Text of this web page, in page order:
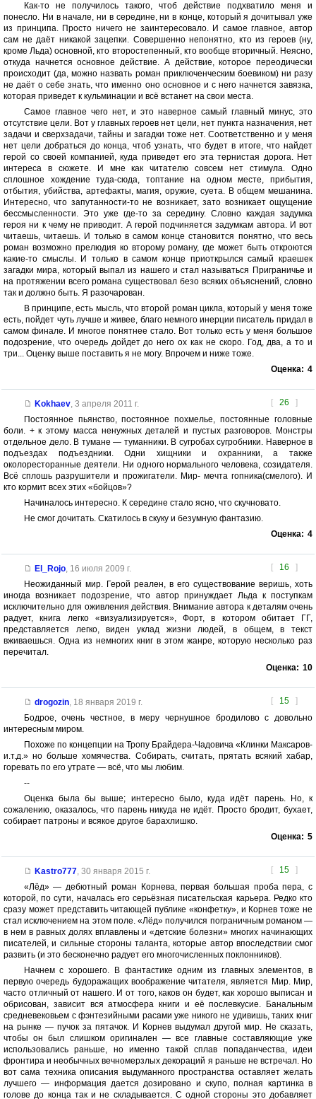
Как-то не получилось такого, чтоб действие подхватило меня и
понесло. Ни в начале, ни в середине, ни в конце, который я дочитывал уже
из принципа. Просто ничего не заинтересовало. И самое главное, автор
сам не даёт никакой зацепки. Совершенно непонятно, кто из героев (ну,
кроме Льда) основной, кто второстепенный, кто вообще вторичный. Неясно,
откуда начнется основное действие. А действие, которое переодически
происходит (да, можно назвать роман приключенческим боевиком) ни разу
не даёт о себе знать, что именно оно основное и с него начнется завязка,
которая приведет к кульминации и всё встанет на свои места.
Самое главное чего нет, и это наверное самый главный минус, это
отсутствие цели. Вот у главных героев нет цели, нет пункта назначения, нет
задачи и сверхзадачи, тайны и загадки тоже нет. Соответственно и у меня
нет цели добраться до конца, чтоб узнать, что будет в итоге, что найдет
герой со своей компанией, куда приведет его эта тернистая дорога. Нет
интереса в сюжете. И мне как читателю совсем нет стимула. Одно
сплошное хождение туда-сюда, топтание на одном месте, прибытия,
отбытия, убийства, артефакты, магия, оружие, суета. В общем мешанина.
Интересно, что запутанности-то не возникает, зато возникает ощущение
бессмысленности. Это уже где-то за середину. Словно каждая задумка
героя ни к чему не приводит. А герой подчиняется задумкам автора. И вот
читаешь, читаешь. И только в самом конце становится понятно, что весь
роман возможно прелюдия ко второму роману, где может быть откроются
какие-то смыслы. И только в самом конце приоткрылся самый краешек
загадки мира, который выпал из нашего и стал называться Приграничье и
на протяжении всего романа существовал безо всяких объяснений, словно
так и должно быть. Я разочарован.
В принципе, есть мысль, что второй роман цикла, который у меня тоже
есть, пойдет чуть лучше и живее, благо немного инерции писатель придал в
самом финале. И многое понятнее стало. Вот только есть у меня большое
подозрение, что очередь дойдет до него ох как не скоро. Год, два, а то и
три... Оценку выше поставить я не могу. Впрочем и ниже тоже.
Оценка: 4
[ 26 ]
Kokhaev, 3 апреля 2011 г.
Постоянное пьянство, постоянное похмелье, постоянные головные
боли. + к этому масса ненужных деталей и пустых разговоров. Монстры
отдельное дело. В тумане — туманники. В сугробах сугробники. Наверное в
подъездах подъездники. Одни хищники и охранники, а также
околоресторанные деятели. Ни одного нормального человека, созидателя.
Всё сплошь разрушители и прожигатели. Мир- мечта гопника(смелого). И
кто кормит всех этих «бойцов»?
Начиналось интересно. К середине стало ясно, что скучновато.
Не смог дочитать. Скатилось в скуку и безумную фантазию.
Оценка: 4
[ 16 ]
El_Rojo, 16 июля 2009 г.
Неожиданный мир. Герой реален, в его существование веришь, хоть
иногда возникает подозрение, что автор принуждает Льда к поступкам
исключительно для оживления действия. Внимание автора к деталям очень
радует, книга легко «визуализируется», Форт, в котором обитает ГГ,
представляется легко, виден уклад жизни людей, в общем, в текст
вживаешься. Одна из немногих книг в этом жанре, которую несколько раз
перечитал.
Оценка: 10
[ 15 ]
drogozin, 18 января 2019 г.
Бодрое, очень честное, в меру чернушное бродилово с довольно
интересным миром.
Похоже по концепции на Тропу Брайдера-Чадовича «Клинки Максаров-
и.т.д.» но больше хомячества. Собирать, считать, прятать всякий хабар,
горевать по его утрате — всё, что мы любим.
--
Оценка была бы выше; интересно было, куда идёт парень. Но, к
сожалению, оказалось, что парень никуда не идёт. Просто бродит, бухает,
собирает патроны и всякое другое барахлишко.
Оценка: 5
[ 15 ]
Kastro777, 30 января 2015 г.
«Лёд» — дебютный роман Корнева, первая большая проба пера, с
которой, по сути, началась его серьёзная писательская карьера. Редко кто
сразу может представить читающей публике «конфетку», и Корнев тоже не
стал исключением на этом поле. «Лёд» получился пограничным романом —
в нем в равных долях вплавлены и «детские болезни» многих начинающих
писателей, и сильные стороны таланта, которые автор впоследствии смог
развить (и это бесконечно радует его многочисленных поклонников).
Начнем с хорошего. В фантастике одним из главных элементов, в
первую очередь будоражащих воображение читателя, является Мир. Мир,
часто отличный от нашего. И от того, каков он будет, как хорошо выписан и
обрисован, зависит вся атмосфера книги и её послевкусие. Банальным
средневековьем с фэнтезийными расами уже никого не удивишь, таких книг
на рынке — пучок за пятачок. И Корнев выдумал другой мир. Не сказать,
чтобы он был слишком оригинален — все главные составляющие уже
использовались раньше, но именно такой сплав попаданчества, идеи
фронтира и необычных вечномерзлых декораций я раньше не встречал. Но
вот сама техника описания выдуманного пространства оставляет желать
лучшего — информация дается дозировано и скупо, полная картинка в
голове до конца так и не складывается. С одной стороны это добавляет